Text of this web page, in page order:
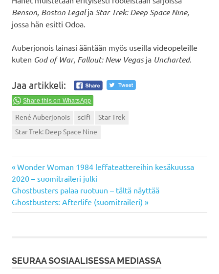
Benson Boston Legalja Star Trek: Deep Space Nine,
jossa hän esitti Odoa.
Auberjonois lainasi ääntään myös useilla videopeleille
kuten God of War, Fallout: New Vegasja Uncharted.
Jaa artikkeli:
Share this on WhatsApp
René Auberjonois scifi
Star Trek
Star Trek: Deep Space Nine
Artikkelien
selaus
Previous
Post:
Wonder Woman 1984 leffateattereihin kesäkuussa
2020 – suomitraileri julki
Next
Post:
Ghostbusters palaa ruotuun – tältä näyttää
Ghostbusters: Afterlife (suomitraileri)
SEURAA SOSIAALISESSA MEDIASSA